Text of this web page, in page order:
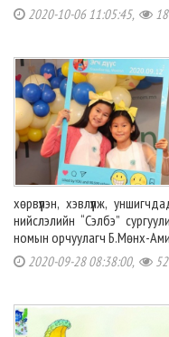
2020-10-06 11:05:45,
хөрвүүлэн, хэвлүүлж,
нийслэлийн “Сэлбэ”
номын орчуулагч Б.Мөнх-
2020-09-28 08:38:00,